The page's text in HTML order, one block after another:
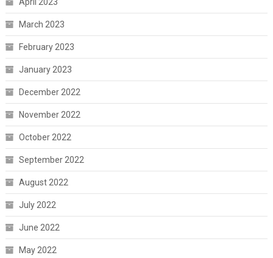
March 2023
February 2023
January 2023
December 2022
November 2022
October 2022
September 2022
August 2022
July 2022
June 2022
May 2022